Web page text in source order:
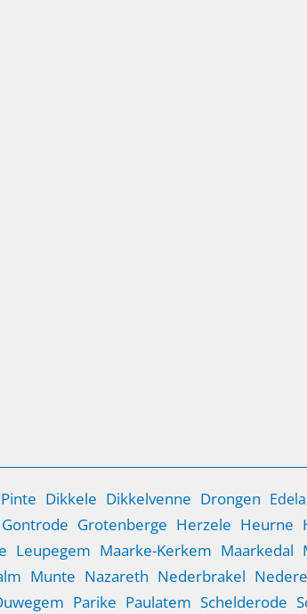
Dikkele Dikkelvenne Drongen
Gontrode Grotenberge Herzele Heurne
Leupegem Maarke-Kerkem Maarkedal
Munte Nazareth Nederbrakel
Parike Paulatem Schelderode